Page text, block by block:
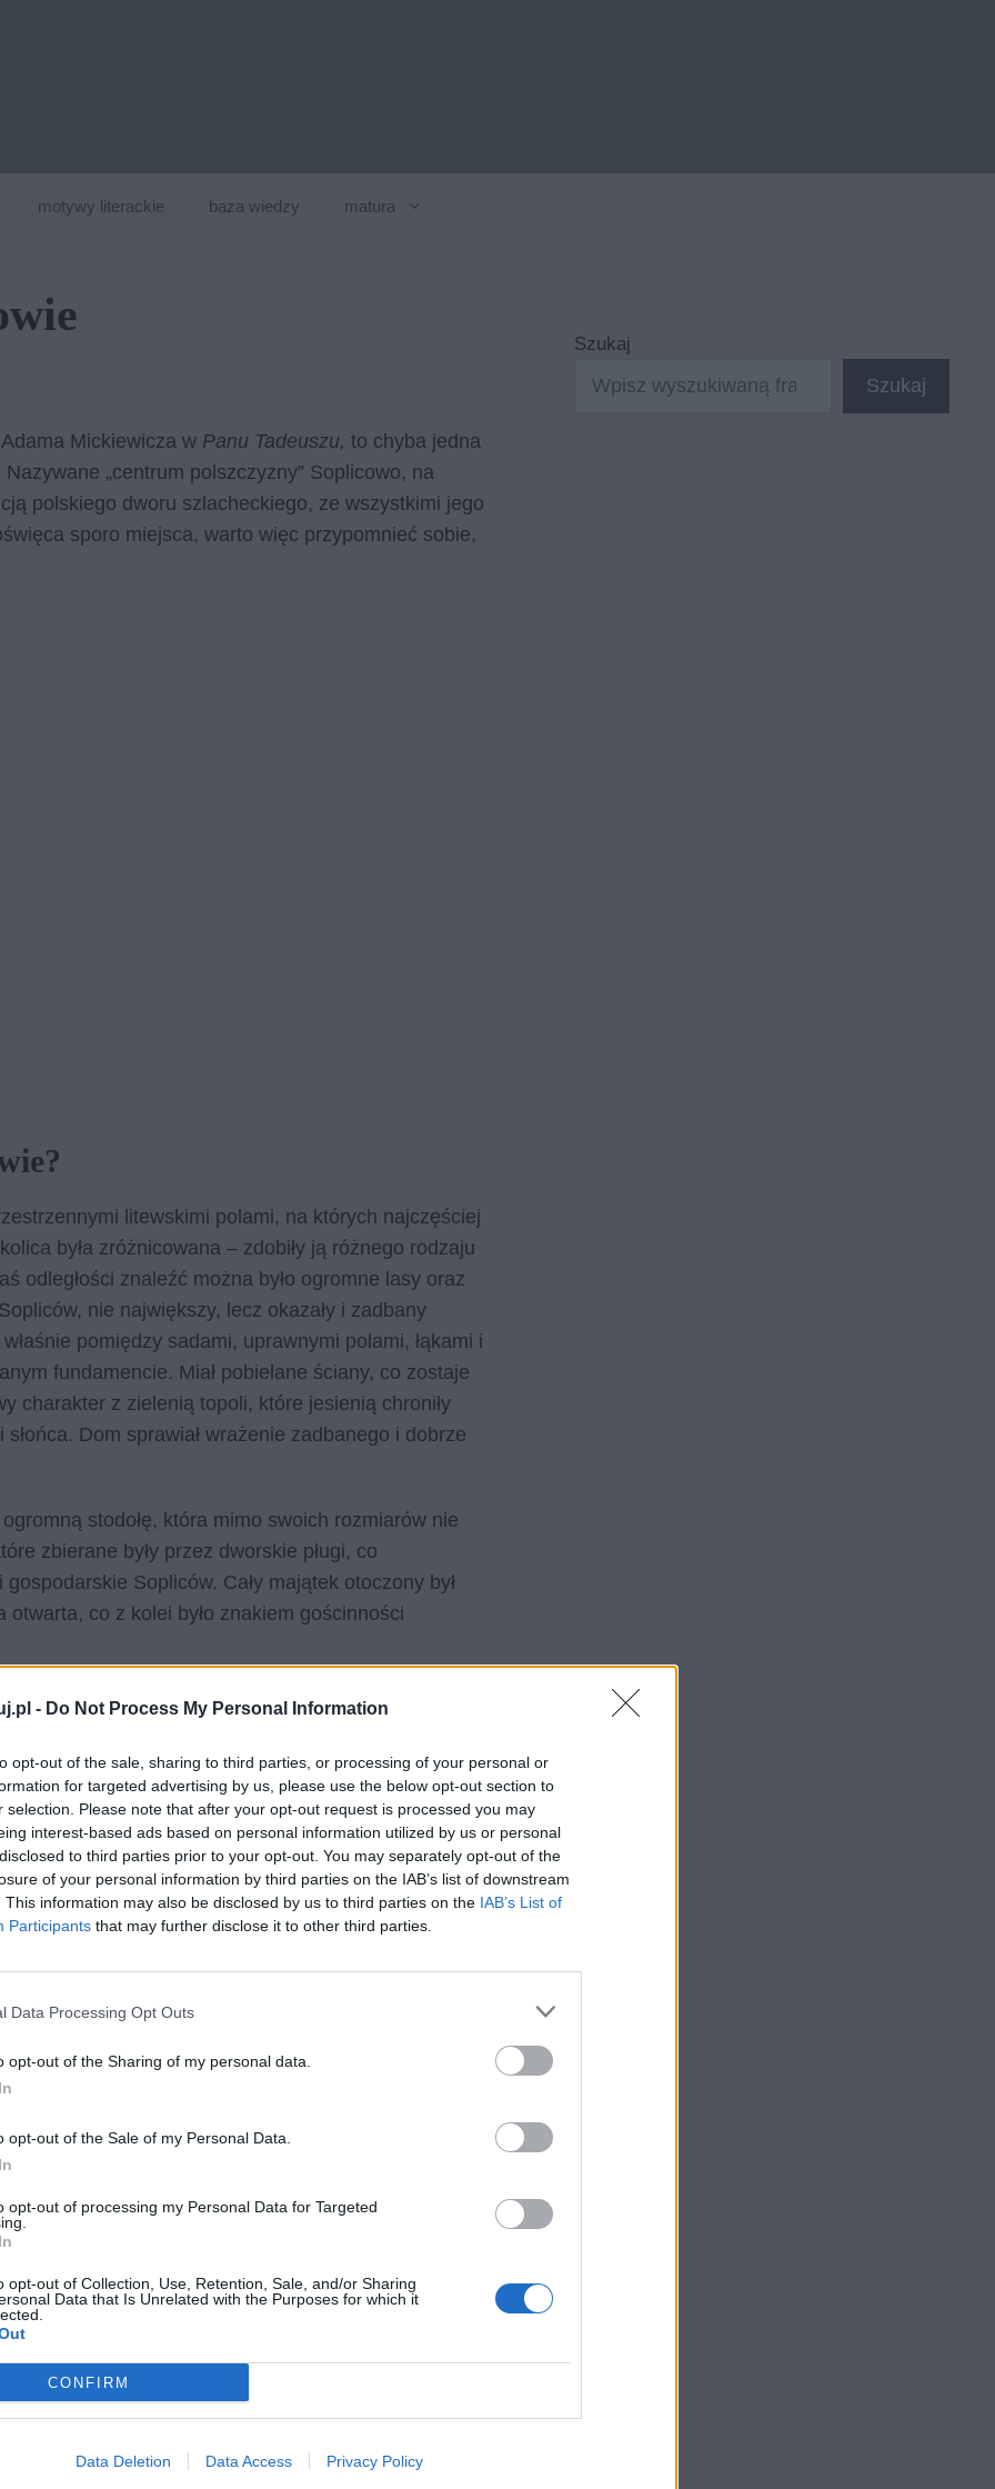
- Do Not Process My Personal Information
opt-out of the sale, sharing to third parties, or processing of your personal or
for targeted advertising by us, please use the below opt-out section to
selection. Please note that after your opt-out request is processed you may
interest-based ads based on personal information utilized by us or personal
to third parties prior to your opt-out. You may separately opt-out of the
of your personal information by third parties on the IAB’s list of downstream
This information may also be disclosed by us to third parties on the IAB’s List of
Participants that may further disclose it to other third parties.
Data Processing Opt Outs
opt-out of the Sharing of my personal data.
opt-out of the Sale of my Personal Data.
opt-out of processing my Personal Data for Targeted
opt-out of Collection, Use, Retention, Sale, and/or Sharing
Data that Is Unrelated with the Purposes for which it
CONFIRM
Data Deletion Data Access Privacy Policy
motywy literackie baza wiedzy matura
Mickiewicza w Panu Tadeuszu, to chyba jedna
„centrum polszczyzny” Soplicowo, na
polskiego dworu szlacheckiego, ze wszystkimi jego
sporo miejsca, warto więc przypomnieć sobie,
litewskimi polami, na których najczęściej
była zróżnicowana – zdobiły ją różnego rodzaju
odległości znaleźć można było ogromne lasy oraz
nie największy, lecz okazały i zadbany
pomiędzy sadami, uprawnymi polami, łąkami i
fundamencie. Miał pobielane ściany, co zostaje
charakter z zielenią topoli, które jesienią chroniły
Dom sprawiał wrażenie zadbanego i dobrze
stodołę, która mimo swoich rozmiarów nie
zbierane były przez dworskie pługi, co
Sopliców. Cały majątek otoczony był
otwarta, co z kolei było znakiem gościnności
i przywiązanie gospodarzy do tradycji.
bohaterów narodowych, np. Tadeusza Kościuszki,
Korsaka. Stary kurantowy zegar, gdy pociągnie się
Dąbrowskiego.Przestrzeń domu uzupełniają
wisząca na ścianach czy trofea myśliwskie.
Panu Tadeuszu– wygląd dworu miał odzwierciedlać
można powiedzieć, że Soplicowo było miejscem,
ojczyznę i siebie nawzajem. Ludzie miłujący
i z rytmem wyznaczanym przez naturę. Soplicowo
czytelnikowi jak idyllicznymi miejscami są
wspierać walkę o niepodległość kraju, by można
żyć, między innymi rodzina Sopliców. Mickiewicz
młodością spędzoną na Litwie, również w
Pana Tadeusza.
Szukaj
Szukaj